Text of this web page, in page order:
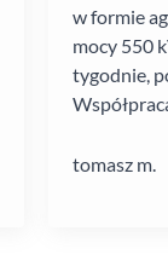
w formie
mocy 550
tygodnie,
tomasz m.